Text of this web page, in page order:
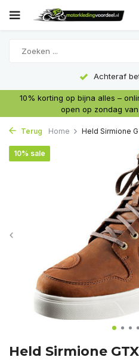
Achteraf
10% korting op bijna alles –
open op zondag van
Terug Home Held Sirmione
Held Sirmione
10% sale